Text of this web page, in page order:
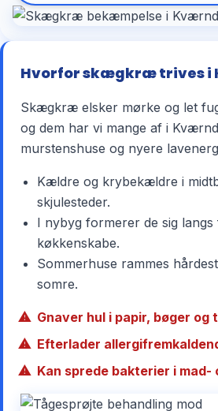
Hvorfor skægkræ trives i
Skægkræ elsker mørke og let
og dem har vi mange af i
murstenshuse og nyere
Kældre og krybekældre i
skjulesteder.
I nybyg formerer de sig langs
køkkenskabe.
Sommerhuse rammes
somre.
Gnaver hul i papir, bøger og
Efterlader
Kan sprede bakterier i